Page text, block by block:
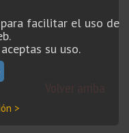
facilitar el uso de
su uso.
>
Volver arriba